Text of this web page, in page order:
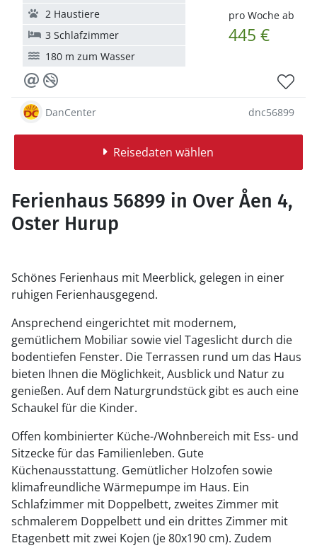
pro Woche ab
445 €
2 Haustiere
3 Schlafzimmer
180 m zum Wasser
DanCenter dnc56899
Reisedaten wählen
Ferienhaus 56899 in Over Åen 4,
Oster Hurup
Schönes Ferienhaus mit Meerblick, gelegen in einer
ruhigen Ferienhausgegend.
Ansprechend eingerichtet mit modernem,
gemütlichem Mobiliar sowie viel Tageslicht durch die
bodentiefen Fenster. Die Terrassen rund um das Haus
bieten Ihnen die Möglichkeit, Ausblick und Natur zu
genießen. Auf dem Naturgrundstück gibt es auch eine
Schaukel für die Kinder.
Offen kombinierter Küche-/Wohnbereich mit Ess- und
Sitzecke für das Familienleben. Gute
Küchenausstattung. Gemütlicher Holzofen sowie
klimafreundliche Wärmepumpe im Haus. Ein
Schlafzimmer mit Doppelbett, zweites Zimmer mit
schmalerem Doppelbett und ein drittes Zimmer mit
Etagenbett mit zwei Kojen (je 80x190 cm). Zudem